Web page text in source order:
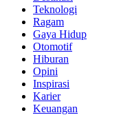
Teknologi
Ragam
Gaya Hidup
Otomotif
Hiburan
Opini
Inspirasi
Karier
Keuangan